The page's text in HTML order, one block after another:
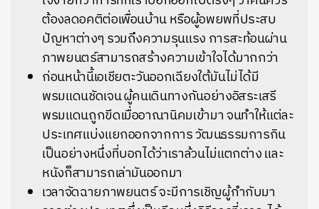
ต้องลดอคติต่อเพื่อนบ้าน หรือผู้อพยพที่ประสบ
ปัญหาต่างๆ รวมถึงความรุนแรง การสะท้อนผ่าน
ภาพยนตร์สามารถสร้างความเข้าใจได้มากกว่า
ก่อนหน้านี้เอเชียตะวันออกเฉียงใต้มันไม่ได้มี
พรมแดนชัดเจน ผู้คนเดินทางกันอย่างอิสระเสรี
พรมแดนถูกขีดเมื่ออาณานิคมเข้ามา จนทำให้แต่ละ
ประเทศแบ่งแยกออกจากการ วัฒนธรรมการกิน
เป็นอย่างหนึ่งที่บอกได้ว่าเราล้วนไม่แตกต่าง และ
หนังก็สามารถเล่ามันออกมา
เวลาจัดฉายภาพยนตร์ จะมีการเชิญผู้กำกับมา